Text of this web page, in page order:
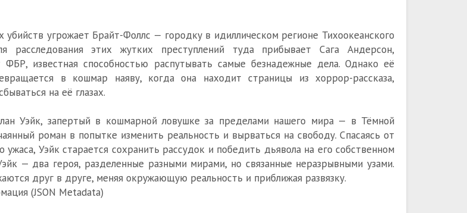
убийств угрожает Брайт-Фоллс — городку в идиллическом регионе Тихоокеанского
расследования этих жутких преступлений туда прибывает Сага Андерсон,
ФБР, известная способностью распутывать самые безнадежные дела. Однако её
в кошмар наяву, когда она находит страницы из хоррор-рассказа,
на её глазах.
Уэйк, запертый в кошмарной ловушке за пределами нашего мира — в Тёмной
роман в попытке изменить реальность и вырваться на свободу. Спасаясь от
ужаса, Уэйк старается сохранить рассудок и победить дьявола на его собственном
— два героя, разделенные разными мирами, но связанные неразрывными узами.
друг в друге, меняя окружающую реальность и приближая развязку.
(JSON Metadata)